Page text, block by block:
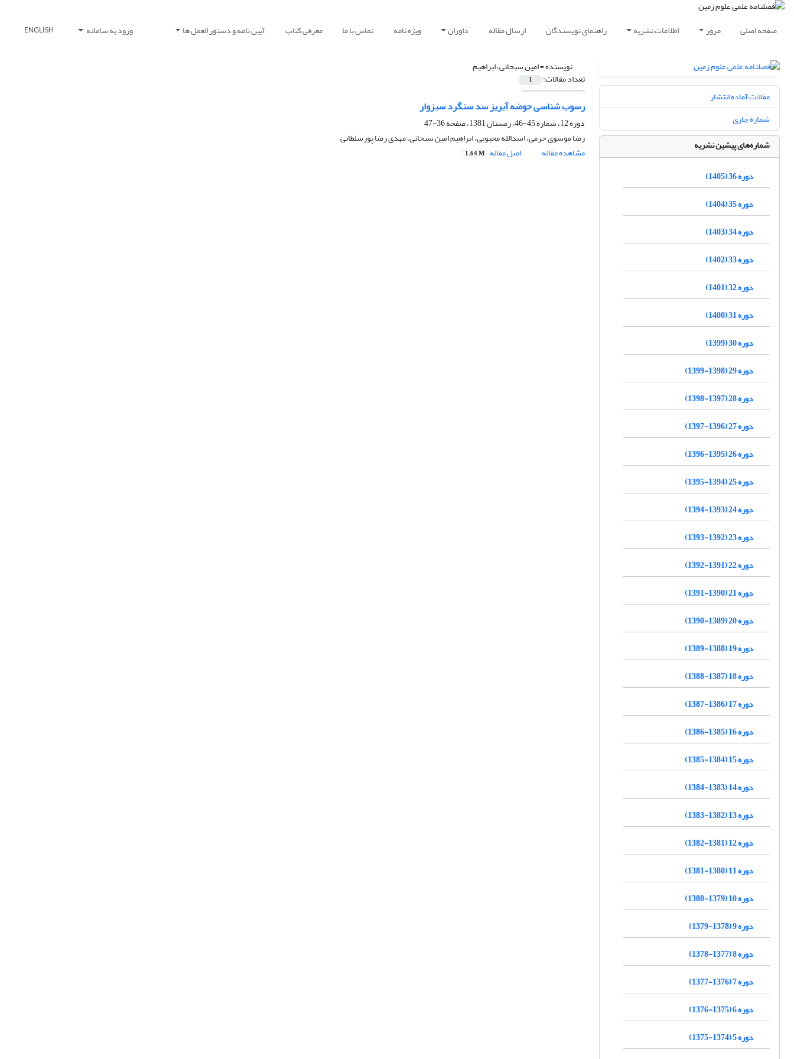
صفحه اصلی مرور اطلاعات نشریه راهنمای نویسندگان ارسال مقاله داوران ویژه نامه تماس با ما معرفی کتاب آیین نامه و دستور العمل ها ورود به سامانه ENGLISH
نویسنده =امین سبحانی، ابراهیم
تعداد مقالات: 1
رسوب شناسی حوضه آبریز سد سنگرد سبزوار
دوره 12، شماره 45-46، زمستان 1381، صفحه
36-47
رضا موسوی حرمی، اسدالله محبوبی، ابراهیم امین سبحانی، مهدی رضا پورسلطانی
مشاهده مقاله
اصل مقاله 1.64 M
مقالات آماده انتشار
شماره جاری
شماره‌های پیشین نشریه
دوره 36 (1405)
دوره 35 (1404)
دوره 34 (1403)
دوره 33 (1402)
دوره 32 (1401)
دوره 31 (1400)
دوره 30 (1399)
دوره 29 (1398-1399)
دوره 28 (1397-1398)
دوره 27 (1396-1397)
دوره 26 (1395-1396)
دوره 25 (1394-1395)
دوره 24 (1393-1394)
دوره 23 (1392-1393)
دوره 22 (1391-1392)
دوره 21 (1390-1391)
دوره 20 (1389-1390)
دوره 19 (1388-1389)
دوره 18 (1387-1388)
دوره 17 (1386-1387)
دوره 16 (1385-1386)
دوره 15 (1384-1385)
دوره 14 (1383-1384)
دوره 13 (1382-1383)
دوره 12 (1381-1382)
دوره 11 (1380-1381)
دوره 10 (1379-1380)
دوره 9 (1378-1379)
دوره 8 (1377-1378)
دوره 7 (1376-1377)
دوره 6 (1375-1376)
دوره 5 (1374-1375)